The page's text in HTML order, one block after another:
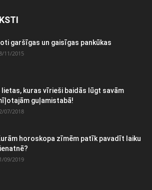
garšīgas un gaisīgas pankūkas
11/2015
lietas, kuras vīrieši baidās lūgt savām
guļamistabā!
07/2018
horoskopa zīmēm patīk pavadīt laiku
09/2019